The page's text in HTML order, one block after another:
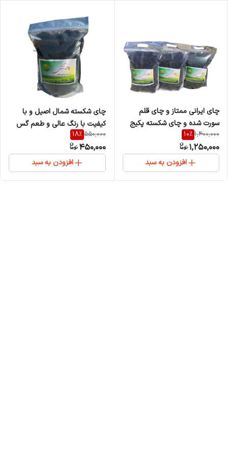
چای ایرانی ممتاز و چای قلم
سورت شده و چای شکسته پکیج
1500 گرمی
1,400,000
10%
1,250,000
افزودن به سبد
چای شکسته شمال اصیل و با
کیفیت با رنگ عالی و طعم گس
بسته 400 گرمی
550,000
18%
450,000
افزودن به سبد